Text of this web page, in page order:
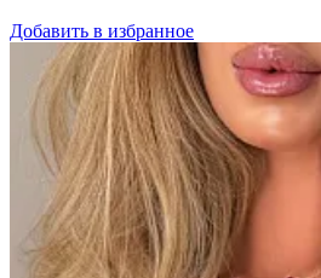
Добавить в избранное